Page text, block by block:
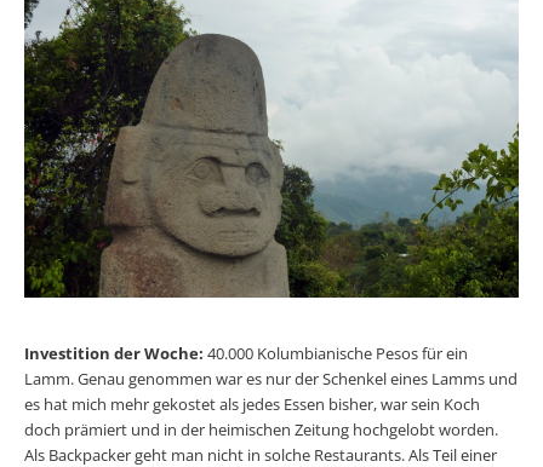
Investition der Woche: 40.000 Kolumbianische Pesos für ein
Lamm. Genau genommen war es nur der Schenkel eines Lamms und
es hat mich mehr gekostet als jedes Essen bisher, war sein Koch
doch prämiert und in der heimischen Zeitung hochgelobt worden.
Als Backpacker geht man nicht in solche Restaurants. Als Teil einer